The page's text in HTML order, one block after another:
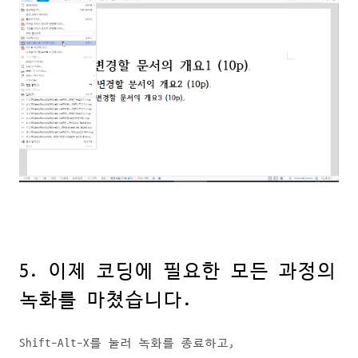
5. 이제 코딩에 필요한 모든 과정의
녹화를 마쳤습니다.
Shift-Alt-X를 눌러 녹화를 종료하고,